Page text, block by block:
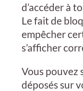
d’accéder à
Le fait de
empêcher
s’afficher
Vous pouvez
déposés sur